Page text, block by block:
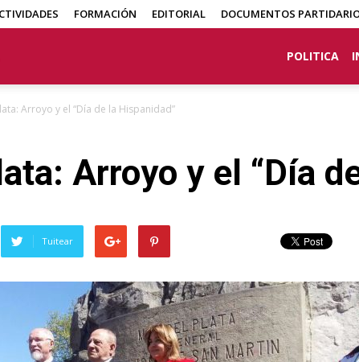
FORMACIÓN EDITORIAL DOCUMENTOS
POLITICA
Arroyo y el “Día de la Hispanidad”
Arroyo y el “Día
Tuitear